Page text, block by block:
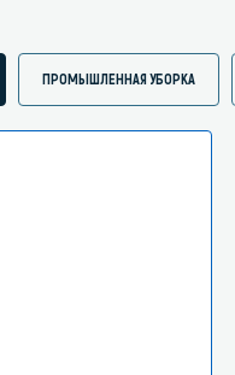
ПРОМЫШЛЕННАЯ УБОРКА